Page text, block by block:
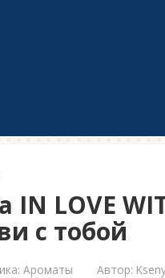
LOVE
с тобой
Ароматы Автор: